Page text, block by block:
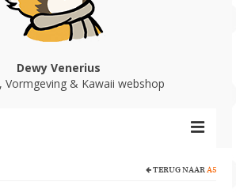
Dewy Venerius
Vormgeving & Kawaii webshop
TERUG NAAR A5